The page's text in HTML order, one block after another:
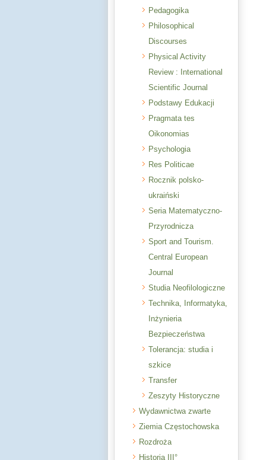
Pedagogika
Philosophical
Discourses
Physical Activity
Review : International
Scientific Journal
Podstawy Edukacji
Pragmata tes
Oikonomias
Psychologia
Res Politicae
Rocznik polsko-
ukraiński
Seria Matematyczno-
Przyrodnicza
Sport and Tourism.
Central European
Journal
Studia Neofilologiczne
Technika, Informatyka,
Inżynieria
Bezpieczeństwa
Tolerancja: studia i
szkice
Transfer
Zeszyty Historyczne
Wydawnictwa zwarte
Ziemia Częstochowska
Rozdroża
Historia III°